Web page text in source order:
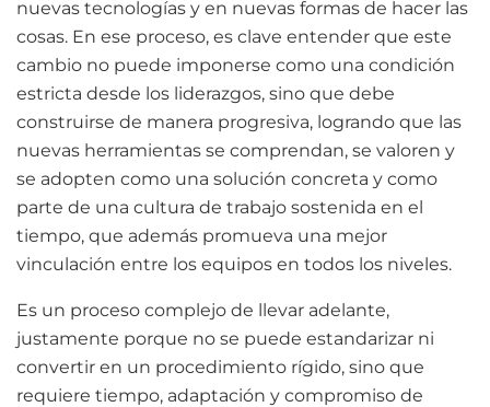
nuevas tecnologías y en nuevas formas de hacer las
cosas. En ese proceso, es clave entender que este
cambio no puede imponerse como una condición
estricta desde los liderazgos, sino que debe
construirse de manera progresiva, logrando que las
nuevas herramientas se comprendan, se valoren y
se adopten como una solución concreta y como
parte de una cultura de trabajo sostenida en el
tiempo, que además promueva una mejor
vinculación entre los equipos en todos los niveles.
Es un proceso complejo de llevar adelante,
justamente porque no se puede estandarizar ni
convertir en un procedimiento rígido, sino que
requiere tiempo, adaptación y compromiso de